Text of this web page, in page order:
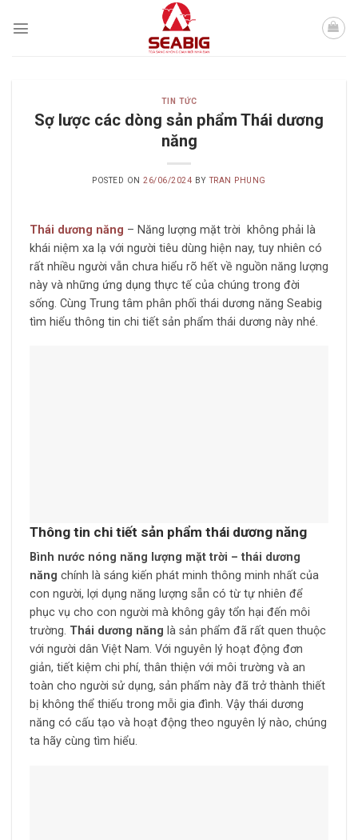
TIN TỨC
Sợ lược các dòng sản phẩm Thái dương
năng
POSTED ON26/06/2024 BY TRAN PHUNG
Thái dương năng – Năng lượng mặt trời không phải là
khái niệm xa lạ với người tiêu dùng hiện nay, tuy nhiên có
rất nhiều người vẫn chưa hiểu rõ hết về nguồn năng lượng
này và những ứng dụng thực tế của chúng trong đời
sống. Cùng Trung tâm phân phối thái dương năng Seabig
tìm hiểu thông tin chi tiết sản phẩm thái dương này nhé.
Thông tin chi tiết sản phẩm thái dương năng
Bình nước nóng năng lượng mặt trời – thái dương
năng chính là sáng kiến phát minh thông minh nhất của
con người, lợi dụng năng lượng sẵn có từ tự nhiên để
phục vụ cho con người mà không gây tổn hại đến môi
trường. Thái dương năng là sản phẩm đã rất quen thuộc
với người dân Việt Nam. Với nguyên lý hoạt động đơn
giản, tiết kiệm chi phí, thân thiện với môi trường và an
toàn cho người sử dụng, sản phẩm này đã trở thành thiết
bị không thể thiếu trong mỗi gia đình. Vậy thái dương
năng có cấu tạo và hoạt động theo nguyên lý nào, chúng
ta hãy cùng tìm hiểu.